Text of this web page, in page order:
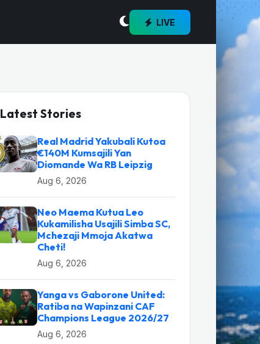
LIVE
Latest Stories
Real Madrid Yakubali Kutoa
€140M Kumsajili Yan
Diomande Wa RB Leipzig
Aug 6, 2026
Neo Maema Kutua Leo
Kukamilisha Usajili Simba SC,
Mchezaji Mmoja Akatwa
Cheti!
Aug 6, 2026
Yanga vs Gaborone United:
Ratiba na Wapinzani CAF
Champions League 2026/27
Aug 6, 2026